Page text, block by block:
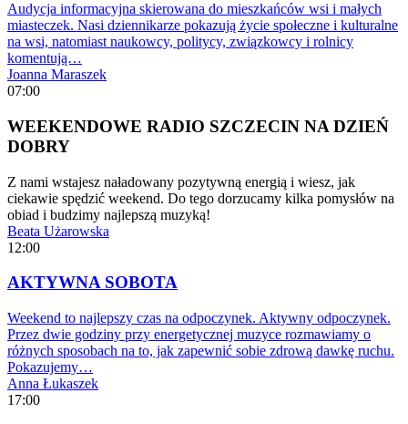
Audycja informacyjna skierowana do mieszkańców wsi i małych
miasteczek. Nasi dziennikarze pokazują życie społeczne i kulturalne
na wsi, natomiast naukowcy, politycy, związkowcy i rolnicy
komentują…
Joanna Maraszek
07:00
WEEKENDOWE RADIO SZCZECIN NA DZIEŃ
DOBRY
Z nami wstajesz naładowany pozytywną energią i wiesz, jak
ciekawie spędzić weekend. Do tego dorzucamy kilka pomysłów na
obiad i budzimy najlepszą muzyką!
Beata Użarowska
12:00
AKTYWNA SOBOTA
Weekend to najlepszy czas na odpoczynek. Aktywny odpoczynek.
Przez dwie godziny przy energetycznej muzyce rozmawiamy o
różnych sposobach na to, jak zapewnić sobie zdrową dawkę ruchu.
Pokazujemy…
Anna Łukaszek
17:00